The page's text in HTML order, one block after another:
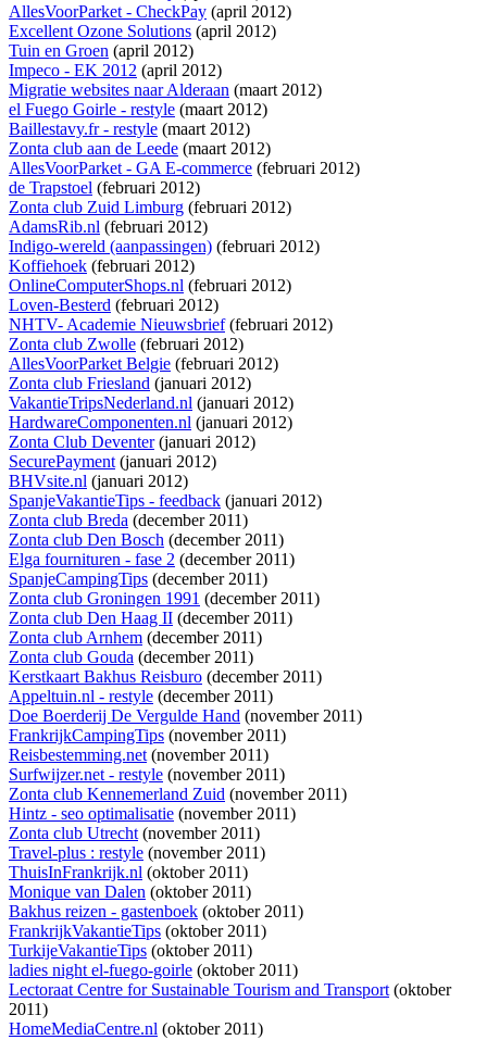
AllesVoorParket - CheckPay (april 2012)
Excellent Ozone Solutions (april 2012)
Tuin en Groen (april 2012)
Impeco - EK 2012 (april 2012)
Migratie websites naar Alderaan (maart 2012)
el Fuego Goirle - restyle (maart 2012)
Baillestavy.fr - restyle (maart 2012)
Zonta club aan de Leede (maart 2012)
AllesVoorParket - GA E-commerce (februari 2012)
de Trapstoel (februari 2012)
Zonta club Zuid Limburg (februari 2012)
AdamsRib.nl (februari 2012)
Indigo-wereld (aanpassingen) (februari 2012)
Koffiehoek (februari 2012)
OnlineComputerShops.nl (februari 2012)
Loven-Besterd (februari 2012)
NHTV- Academie Nieuwsbrief(februari 2012)
Zonta club Zwolle (februari 2012)
AllesVoorParket Belgie (februari 2012)
Zonta club Friesland (januari 2012)
VakantieTripsNederland.nl (januari 2012)
HardwareComponenten.nl (januari 2012)
Zonta Club Deventer(januari 2012)
SecurePayment(januari 2012)
BHVsite.nl (januari 2012)
SpanjeVakantieTips - feedback (januari 2012)
Zonta club Breda (december 2011)
Zonta club Den Bosch (december 2011)
Elga fournituren - fase 2 (december 2011)
SpanjeCampingTips (december 2011)
Zonta club Groningen 1991 (december 2011)
Zonta club Den Haag II (december 2011)
Zonta club Arnhem (december 2011)
Zonta club Gouda (december 2011)
Kerstkaart Bakhus Reisburo (december 2011)
Appeltuin.nl - restyle (december 2011)
Doe Boerderij De Vergulde Hand (november 2011)
FrankrijkCampingTips (november 2011)
Reisbestemming.net(november 2011)
Surfwijzer.net - restyle (november 2011)
Zonta club Kennemerland Zuid (november 2011)
Hintz - seo optimalisatie (november 2011)
Zonta club Utrecht(november 2011)
Travel-plus : restyle (november 2011)
ThuisInFrankrijk.nl (oktober 2011)
Monique van Dalen (oktober 2011)
Bakhus reizen - gastenboek (oktober 2011)
FrankrijkVakantieTips (oktober 2011)
TurkijeVakantieTips (oktober 2011)
ladies night el-fuego-goirle (oktober 2011)
Lectoraat Centre for Sustainable Tourism and Transport(oktober
2011)
HomeMediaCentre.nl (oktober 2011)